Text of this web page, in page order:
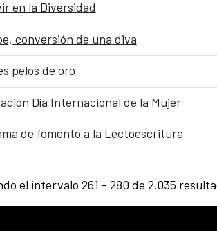
en la Diversidad
conversión de una diva
pelos de oro
Día Internacional de la Mujer
de fomento a la Lectoescritura
el intervalo 261 - 280 de 2.035